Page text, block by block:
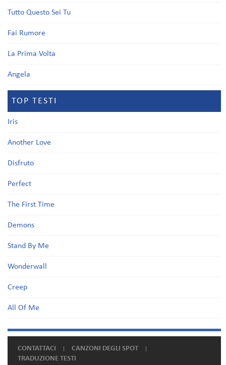
Tutto Questo Sei Tu
Fai Rumore
La Prima Volta
Angela
TOP TESTI
Iris
Another Love
Disfruto
Perfect
The First Time
Demons
Stand By Me
Wonderwall
Creep
All Of Me
CONTATTACI
CANZONI DEGLI SPOT
TRADUZIONE TESTI